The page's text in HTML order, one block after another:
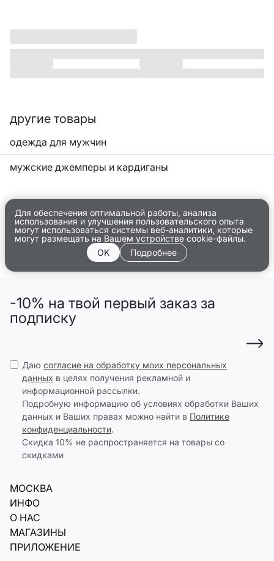
другие товары
одежда для мужчин
мужские джемперы и кардиганы
Для обеспечения оптимальной работы, анализа
использования и улучшения пользовательского опыта
могут использоваться системы веб-аналитики, которые
могут размещать на Вашем устройстве cookie-файлы.
OK
Подробнее
-10% на твой первый заказ за
подписку
Даю согласие на обработку моих персональных
данных в целях получения рекламной и
информационной рассылки.
Подробную информацию об условиях обработки Ваших
данных и Ваших правах можно найти в Политике
конфиденциальности.
Скидка 10% не распространяется на товары со
скидками
МОСКВА
ИНФО
О НАС
МАГАЗИНЫ
ПРИЛОЖЕНИЕ